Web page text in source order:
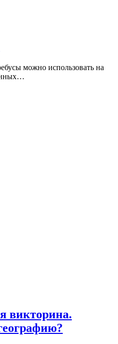
можно использовать на
викторина.